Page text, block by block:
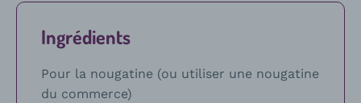
Ingrédients
Pour la nougatine (ou utiliser une nougatine
du commerce)